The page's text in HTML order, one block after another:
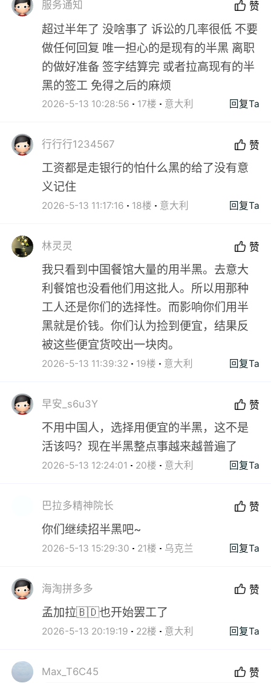
服务通知 赞
超过半年了 没啥事了 诉讼的几率很低 不要
做任何回复 唯一担心的是现有的半黑 离职
的做好准备 签字结算完 或者拉高现有的半
黑的签工 免得之后的麻烦
2026-5-13 10:28:56 17楼 意大利 回复Ta
行行行1234567 赞
工资都是走银行的怕什么黑的给了没有意
义记住
2026-5-13 11:17:16 18楼 意大利 回复Ta
林灵灵 赞
我只看到中国餐馆大量的用半黑。去意大
利餐馆也没看他们用这批人。所以用那种
工人还是你们的选择性。而影响你们用半
黑就是价钱。你们认为捡到便宜，结果反
被这些便宜货咬出一块肉。
2026-5-13 11:39:32 19楼 意大利 回复Ta
早安_s6u3Y 赞
不用中国人，选择用便宜的半黑，这不是
活该吗？现在半黑整点事越来越普遍了
2026-5-13 12:24:01 20楼 意大利 回复Ta
巴拉多精神院长 赞
你们继续招半黑吧~
2026-5-13 15:29:30 21楼 乌克兰 回复Ta
海淘拼多多 赞
孟加拉🇧🇩也开始罢工了
2026-5-13 20:19:19 22楼 意大利 回复Ta
Max_T6C45 赞